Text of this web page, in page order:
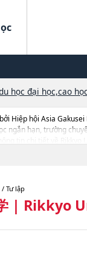
học đại học,cao
Hiệp hội Asia Gakusei
ngắn hạn, trường
tin chi tiết về
Global Liberal
tuyển sinh, số
/ Tư lập
| Rikkyo